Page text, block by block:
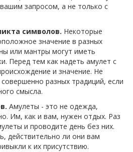
запросом, а не только с
символов. Некоторые
значение в разных
или мантры могут иметь
Перед тем как надеть амулет с
и значение. Не
разных традиций, если
смысла.
Амулеты - это не одежда,
Им, как и вам, нужен отдых. Раз
и проводите день без них.
действительно ли они вам
к их присутствию.